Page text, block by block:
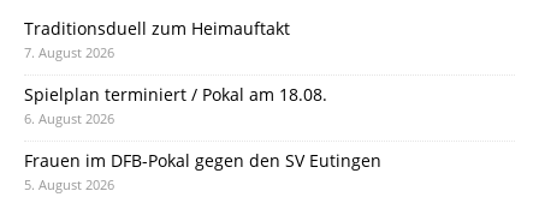
Traditionsduell zum Heimauftakt
7. August 2026
Spielplan terminiert / Pokal am 18.08.
6. August 2026
Frauen im DFB-Pokal gegen den SV Eutingen
5. August 2026